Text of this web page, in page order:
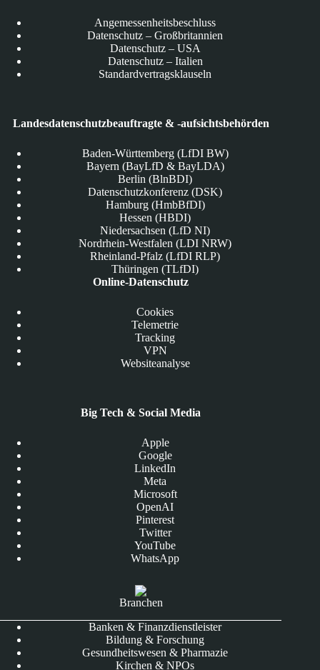
Angemessenheitsbeschluss
Datenschutz – Großbritannien
Datenschutz – USA
Datenschutz – Italien
Standardvertragsklauseln
Landesdatenschutzbeauftragte & -aufsichtsbehörden
Baden-Württemberg (LfDI BW)
Bayern (BayLfD & BayLDA)
Berlin (BlnBDI)
Datenschutzkonferenz (DSK)
Hamburg (HmbBfDI)
Hessen (HBDI)
Niedersachsen (LfD NI)
Nordrhein-Westfalen (LDI NRW)
Rheinland-Pfalz (LfDI RLP)
Thüringen (TLfDI)
Online-Datenschutz
Cookies
Telemetrie
Tracking
VPN
Websiteanalyse
Big Tech & Social Media
Apple
Google
LinkedIn
Meta
Microsoft
OpenAI
Pinterest
Twitter
YouTube
WhatsApp
Branchen
Banken & Finanzdienstleister
Bildung & Forschung
Gesundheitswesen & Pharmazie
Kirchen & NPOs